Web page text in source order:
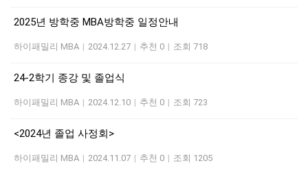
2025년 방학중 MBA방학중 일정안내
하이패밀리 MBA | 2024.12.27 | 추천 0 | 조회 718
24-2학기 종강 및 졸업식
하이패밀리 MBA | 2024.12.10 | 추천 0 | 조회 723
<2024년 졸업 사정회>
하이패밀리 MBA | 2024.11.07 | 추천 0 | 조회 1205